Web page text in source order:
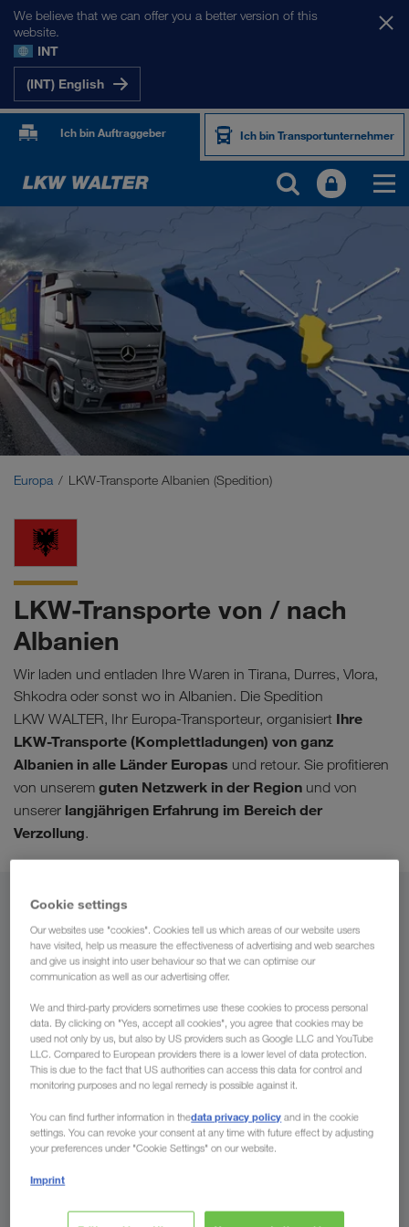
We believe that we can offer you a better version of this
website.
INT
(INT) English
Ich bin Auftraggeber Ich bin Transportunternehmer
UNSERE MÄRKTE
Europa
Zentralasien
Russland
Naher Osten
Europa LKW-Transporte Albanien (Spedition)
LKW-Transporte von / nach
Albanien
Wir laden und entladen Ihre Waren in Tirana, Durres, Vlora,
Shkodra oder sonst wo in Albanien. Die Spedition
LKW WALTER, Ihr Europa-Transporteur, organisiert Ihre
LKW-Transporte (Komplettladungen) von ganz
Albanien in alle Länder Europas und retour. Sie profitieren
von unserem guten Netzwerk in der Region und von
unserer langjährigen Erfahrung im Bereich der
Verzollung.
Von
Luxemburg
Nach
Land
Cookie settings
Our websites use "cookies". Cookies tell us which areas of our website users
have visited, help us measure the effectiveness of advertising and web searches
and give us insight into user behaviour so that we can optimise our
communication as well as our advertising offer.
We and third-party providers sometimes use these cookies to process personal
data. By clicking on "Yes, accept all cookies", you agree that cookies may be
used not only by us, but also by US providers such as Google LLC and YouTube
LLC. Compared to European providers there is a lower level of data protection.
This is due to the fact that US authorities can access this data for control and
monitoring purposes and no legal remedy is possible against it.
You can find further information in thedata privacy policy and in the cookie
settings. You can revoke your consent at any time with future effect by adjusting
your preferences under "Cookie Settings" on our website.
Imprint